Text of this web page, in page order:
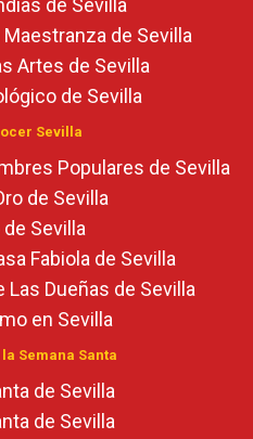
de Sevilla
de Sevilla
Artes de Sevilla
de Sevilla
Sevilla
Populares de Sevilla
de Sevilla
Sevilla
Fabiola de Sevilla
Las Dueñas de Sevilla
en Sevilla
Semana Santa
de Sevilla
de Sevilla